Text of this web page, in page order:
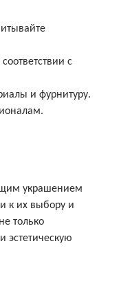
с
и фурнитуру.
украшением
к их выбору и
только
эстетическую